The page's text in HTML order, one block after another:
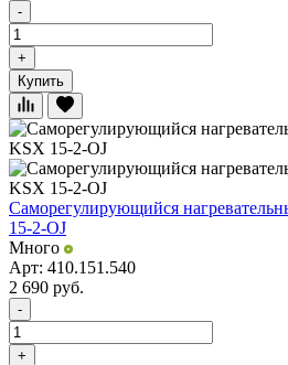
-
+
Купить
Саморегулирующийся
15-2-OJ
Много
Арт: 410.151.540
2 690 руб.
-
+